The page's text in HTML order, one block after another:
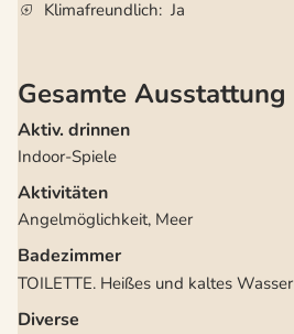
Klimafreundlich Ja
Gesamte Ausstattung
Aktiv. drinnen
Indoor-Spiele
Aktivitäten
Angelmöglichkeit, Meer
Badezimmer
TOILETTE. Heißes und kaltes Wasser
Diverse